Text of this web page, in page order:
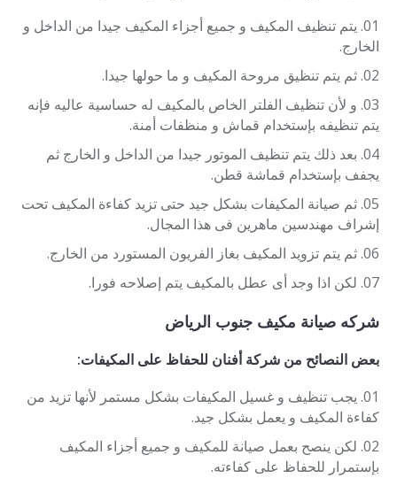
يتم تنظيف المكيف و جميع أجزاء المكيف جيدا من الداخل و
الخارج.
ثم يتم تنظيق مروحة المكيف و ما حولها جيدا.
و لأن تنظيف الفلتر الخاص بالمكيف له حساسية عاليه فإنه
يتم تنظيفه بإستخدام قماش و منظفات أمنة.
بعد ذلك يتم تنظيف الموتور جيدا من الداخل و الخارج ثم
يجفف بإستخدام قماشة قطن.
ثم صيانة المكيفات بشكل جيد حتى تزيد كفاءة المكيف تحت
إشراف مهندسين ماهرين فى هذا المجال.
ثم يتم تزويد المكيف بغاز الفريون المستورد من الخارج.
لكن اذا وجد أى عطل بالمكيف يتم إصلاحه فورا.
شركه صيانة مكيف جنوب الرياض
بعض النصائح من شركة أفنان للحفاظ على المكيفات:
يجب تنظيف و غسيل المكيفات بشكل مستمر لأنها تزيد من
كفاءة المكيف و يعمل بشكل جيد.
لكن ينصح بعمل صيانة للمكيف و جميع أجزاء المكيف
بإستمرار للحفاظ على كفاءته.